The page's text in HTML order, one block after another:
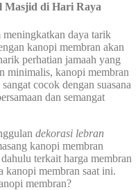
Masjid di Hari Raya
daya tarik
kanopi membran akan
perhatian jamaah yang
minimalis, kanopi membran
cocok dengan suasana
dan semangat
dekorasi lebran
kanopi membran
terkait harga membran
kanopi membran saat ini.
membran?